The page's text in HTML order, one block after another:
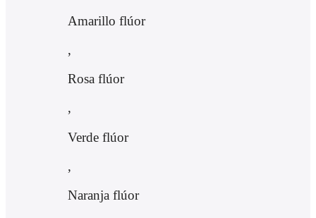
Amarillo flúor
,
Rosa flúor
,
Verde flúor
,
Naranja flúor